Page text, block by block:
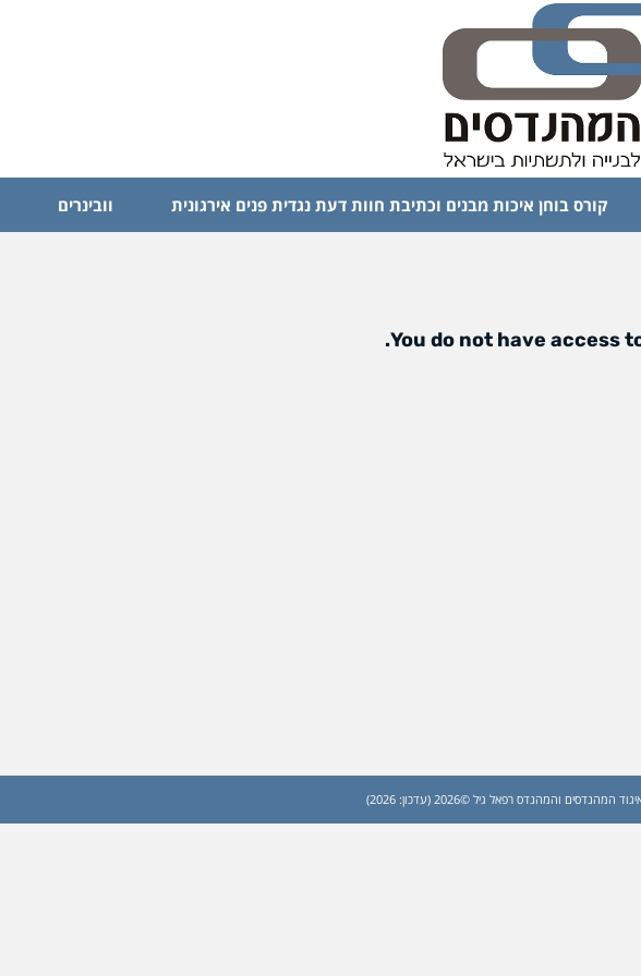
קורס בוחן איכות מבנים וכתיבת חוות דעת נגדית פנים אירגונית וובינרים
You do not have access
והמהנדס רפאל גיל ©2026 (עדכון: 2026)